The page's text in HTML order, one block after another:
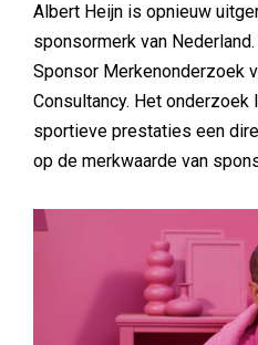
Albert Heijn is opnieuw
sponsormerk van
Sponsor Merkenonderzoek
Consultancy. Het onderzoek
sportieve prestaties een
op de merkwaarde van